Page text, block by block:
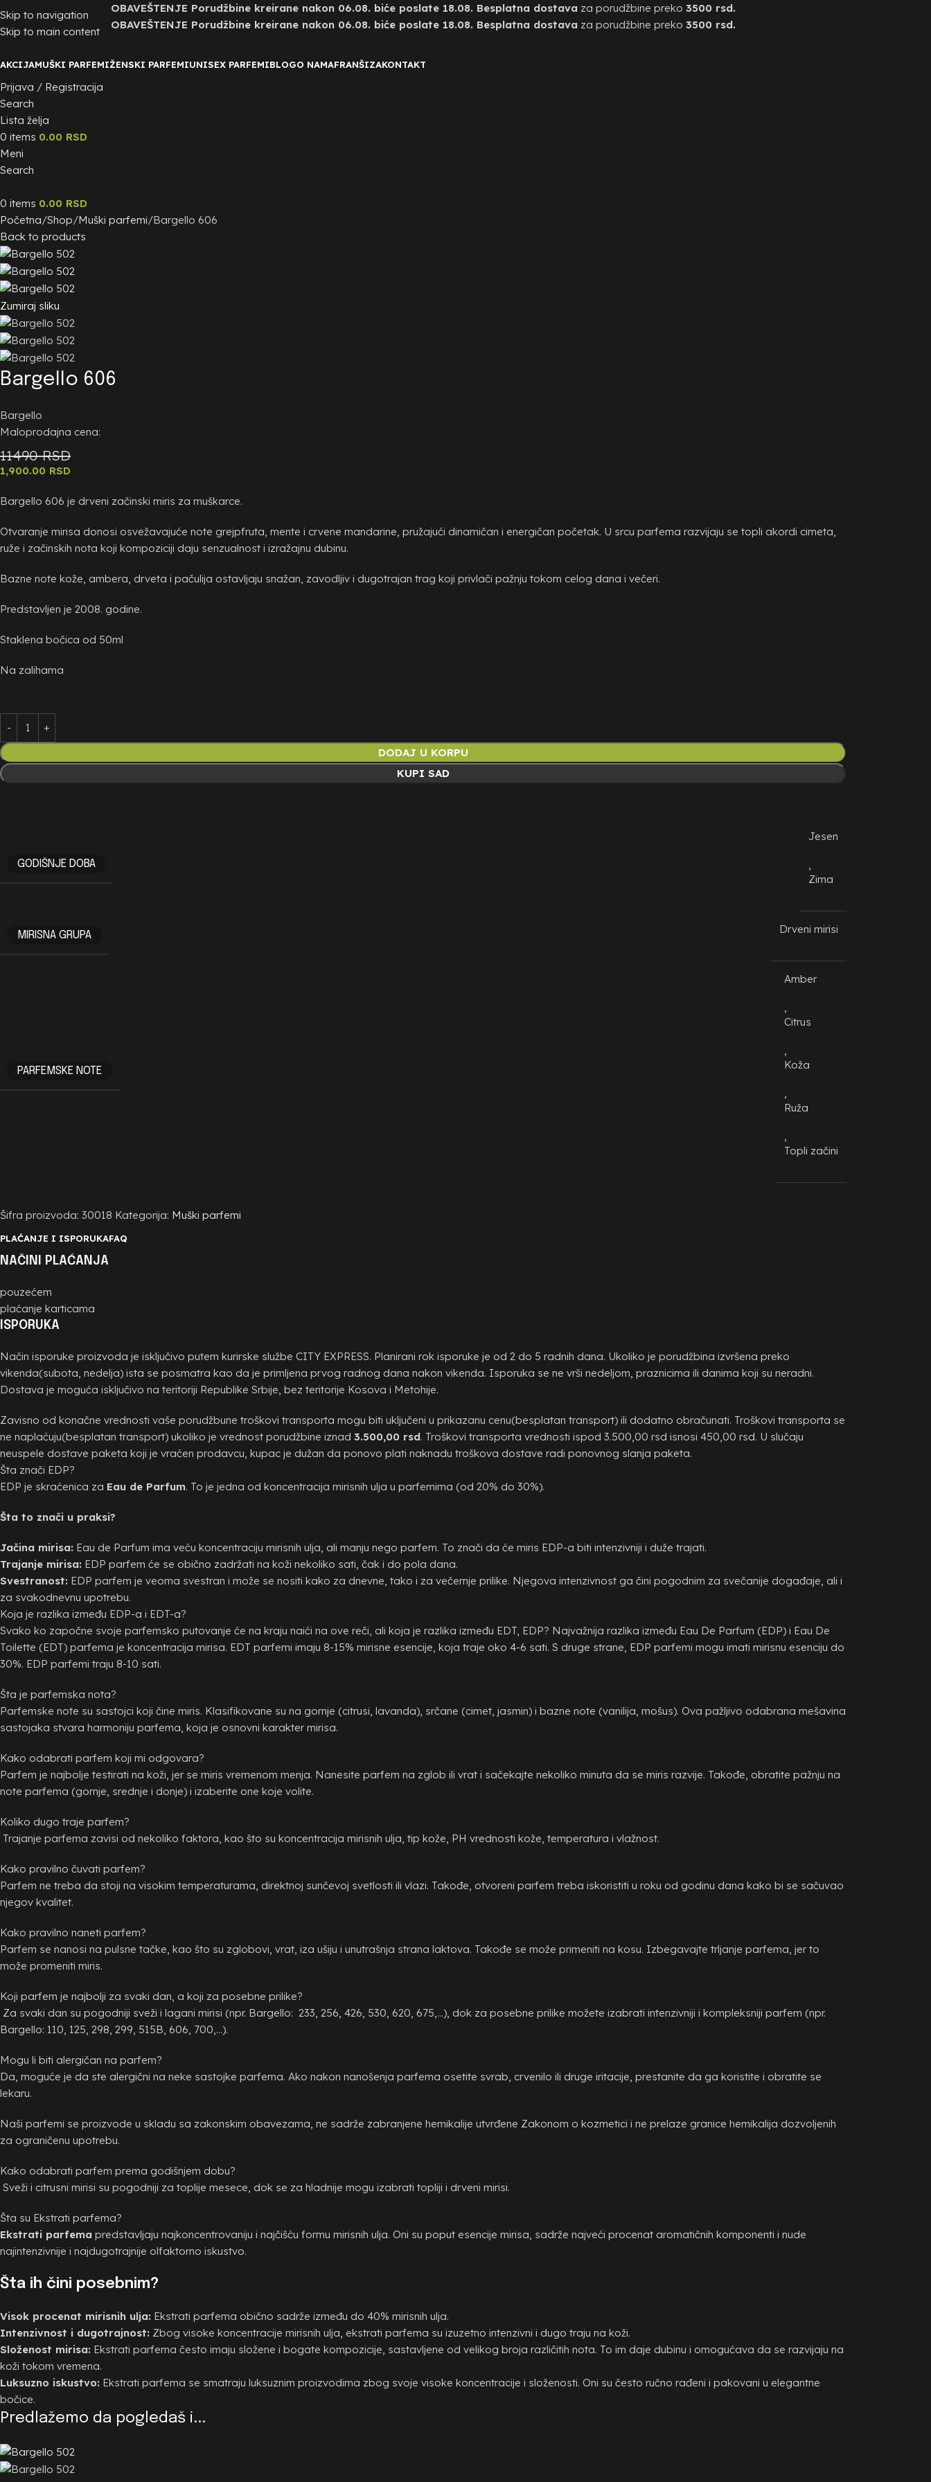
Skip to navigation
Skip to main content
OBAVEŠTENJE Porudžbine kreirane nakon 06.08. biće poslate 18.08. Besplatna dostava za porudžbine preko 3500 rsd.
OBAVEŠTENJE Porudžbine kreirane nakon 06.08. biće poslate 18.08. Besplatna dostava za porudžbine preko 3500 rsd.
AKCIJAMUŠKI PARFEMIŽENSKI PARFEMIUNISEX PARFEMIBLOGO NAMAFRANŠIZAKONTAKT
Prijava / Registracija
Search
Lista želja
0 items 0.00 RSD
Meni
Search
0 items 0.00 RSD
Početna Shop Muški parfemi Bargello 606
Back to products
Zumiraj sliku
Bargello 606
Bargello
Maloprodajna cena:
11490 RSD
1,900.00 RSD
Bargello 606 je drveni začinski miris za muškarce.
Otvaranje mirisa donosi osvežavajuće note grejpfruta, mente i crvene mandarine, pružajući dinamičan i energičan početak. U srcu parfema razvijaju se topli akordi cimeta,
ruže i začinskih nota koji kompoziciji daju senzualnost i izražajnu dubinu.
Bazne note kože, ambera, drveta i pačulija ostavljaju snažan, zavodljiv i dugotrajan trag koji privlači pažnju tokom celog dana i večeri.
Predstavljen je 2008. godine.
Staklena bočica od 50ml
Na zalihama
DODAJ U KORPU
KUPI SAD
GODIŠNJE DOBA
Jesen
,
Zima
MIRISNA GRUPA Drveni mirisi
PARFEMSKE NOTE
Amber
,
Citrus
,
Koža
,
Ruža
,
Topli začini
Šifra proizvoda: 30018 Kategorija: Muški parfemi
PLAĆANJE I ISPORUKAFAQ
NAČINI PLAĆANJA
pouzećem
plaćanje karticama
ISPORUKA
Način isporuke proizvoda je isključivo putem kurirske službe CITY EXPRESS. Planirani rok isporuke je od 2 do 5 radnih dana. Ukoliko je porudžbina izvršena preko
vikenda(subota, nedelja) ista se posmatra kao da je primljena prvog radnog dana nakon vikenda. Isporuka se ne vrši nedeljom, praznicima ili danima koji su neradni.
Dostava je moguća isključivo na teritoriji Republike Srbije, bez teritorije Kosova i Metohije.
Zavisno od konačne vrednosti vaše porudžbune troškovi transporta mogu biti uključeni u prikazanu cenu(besplatan transport) ili dodatno obračunati. Troškovi transporta se
ne naplaćuju(besplatan transport) ukoliko je vrednost porudžbine iznad 3.500,00 rsd. Troškovi transporta vrednosti ispod 3.500,00 rsd isnosi 450,00 rsd. U slučaju
neuspele dostave paketa koji je vraćen prodavcu, kupac je dužan da ponovo plati naknadu troškova dostave radi ponovnog slanja paketa.
Šta znači EDP?
EDP je skraćenica za Eau de Parfum. To je jedna od koncentracija mirisnih ulja u parfemima (od 20% do 30%).
Šta to znači u praksi?
Jačina mirisa: Eau de Parfum ima veću koncentraciju mirisnih ulja, ali manju nego parfem. To znači da će miris EDP-a biti intenzivniji i duže trajati.
Trajanje mirisa: EDP parfem će se obično zadržati na koži nekoliko sati, čak i do pola dana.
Svestranost: EDP parfem je veoma svestran i može se nositi kako za dnevne, tako i za večernje prilike. Njegova intenzivnost ga čini pogodnim za svečanije događaje, ali i
za svakodnevnu upotrebu.
Koja je razlika između EDP-a i EDT-a?
Svako ko započne svoje parfemsko putovanje će na kraju naići na ove reči, ali koja je razlika između EDT, EDP? Najvažnija razlika između Eau De Parfum (EDP) i Eau De
Toilette (EDT) parfema je koncentracija mirisa. EDT parfemi imaju 8-15% mirisne esencije, koja traje oko 4-6 sati. S druge strane, EDP parfemi mogu imati mirisnu esenciju do
30%. EDP parfemi traju 8-10 sati.
Šta je parfemska nota?
Parfemske note su sastojci koji čine miris. Klasifikovane su na gornje (citrusi, lavanda), srčane (cimet, jasmin) i bazne note (vanilija, mošus). Ova pažljivo odabrana mešavina
sastojaka stvara harmoniju parfema, koja je osnovni karakter mirisa.
Kako odabrati parfem koji mi odgovara?
Parfem je najbolje testirati na koži, jer se miris vremenom menja. Nanesite parfem na zglob ili vrat i sačekajte nekoliko minuta da se miris razvije. Takođe, obratite pažnju na
note parfema (gornje, srednje i donje) i izaberite one koje volite.
Koliko dugo traje parfem?
Trajanje parfema zavisi od nekoliko faktora, kao što su koncentracija mirisnih ulja, tip kože, PH vrednosti kože, temperatura i vlažnost.
Kako pravilno čuvati parfem?
Parfem ne treba da stoji na visokim temperaturama, direktnoj sunčevoj svetlosti ili vlazi. Takođe, otvoreni parfem treba iskoristiti u roku od godinu dana kako bi se sačuvao
njegov kvalitet.
Kako pravilno naneti parfem?
Parfem se nanosi na pulsne tačke, kao što su zglobovi, vrat, iza ušiju i unutrašnja strana laktova. Takođe se može primeniti na kosu. Izbegavajte trljanje parfema, jer to
može promeniti miris.
Koji parfem je najbolji za svaki dan, a koji za posebne prilike?
Za svaki dan su pogodniji sveži i lagani mirisi (npr. Bargello: 233, 256, 426, 530, 620, 675,...), dok za posebne prilike možete izabrati intenzivniji i kompleksniji parfem (npr.
Bargello: 110, 125, 298, 299, 515B, 606, 700,...).
Mogu li biti alergičan na parfem?
Da, moguće je da ste alergični na neke sastojke parfema. Ako nakon nanošenja parfema osetite svrab, crvenilo ili druge iritacije, prestanite da ga koristite i obratite se
lekaru.
Naši parfemi se proizvode u skladu sa zakonskim obavezama, ne sadrže zabranjene hemikalije utvrđene Zakonom o kozmetici i ne prelaze granice hemikalija dozvoljenih
za ograničenu upotrebu.
Kako odabrati parfem prema godišnjem dobu?
Sveži i citrusni mirisi su pogodniji za toplije mesece, dok se za hladnije mogu izabrati topliji i drveni mirisi.
Šta su Ekstrati parfema?
Ekstrati parfema predstavljaju najkoncentrovaniju i najčišću formu mirisnih ulja. Oni su poput esencije mirisa, sadrže najveći procenat aromatičnih komponenti i nude
najintenzivnije i najdugotrajnije olfaktorno iskustvo.
Šta ih čini posebnim?
Visok procenat mirisnih ulja: Ekstrati parfema obično sadrže između do 40% mirisnih ulja.
Intenzivnost i dugotrajnost: Zbog visoke koncentracije mirisnih ulja, ekstrati parfema su izuzetno intenzivni i dugo traju na koži.
Složenost mirisa: Ekstrati parfema često imaju složene i bogate kompozicije, sastavljene od velikog broja različitih nota. To im daje dubinu i omogućava da se razvijaju na
koži tokom vremena.
Luksuzno iskustvo: Ekstrati parfema se smatraju luksuznim proizvodima zbog svoje visoke koncentracije i složenosti. Oni su često ručno rađeni i pakovani u elegantne
bočice.
Predlažemo da pogledaš i...